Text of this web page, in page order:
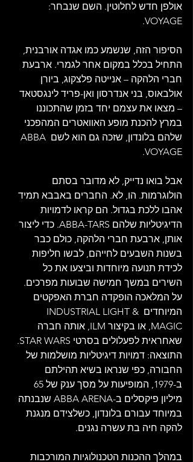
אולפן חדש לחלוטין. השם שנבחר:
VOYAGE.
הסיפור הזה, שנשמע כמו אגדה אורבנית,
התחיל בכלל במקום אחר לגמרי. ארבעת
חברי הלהקה – אנייטה פלצקוג, ביורן
אולבאוס, בני אנדרסון ואן-פריד לינגסטאד
– מצאו את עצמם יחד בזמן שהתכוננו
במרץ להכנת מופע האוואטרים המהפכני
שלהם בלונדון, שזכה גם הוא לשם ABBA
VOYAGE.
אבל בואו נדייק, לא מדובר בסתם
הולוגרמות. הו, לא. החברים באבבא תמיד
אהבו ללכת בגדול. הם קראו לדמויות
הדיגיטליות שלהם ABBA-TARS. כדי ליצור
אותן, ארבעת חברי הלהקה, כולם כבר
בשנות השבעים לחייהם, לבשו חליפות
לכידת תנועה מיוחדות וביצעו את כל
השירים במשך חמישה שבועות מפרכים.
על המלאכה הופקדה חברת האפקטים
המיוחדים INDUSTRIAL LIGHT &
MAGIC, או בקיצור ILM, אותה חברה
שאחראית לפעלולים בסרטי STAR WARS.
התוצאה: דמויות דיגיטליות מושלמות של
החבורה, כפי שנראו בשיא תהילתם
מיליון פיקסלים ב-ABBA ARENA שנבנתה
במיוחד עבורם בלונדון, כשלצידם מנגנת
להקה חיה בת עשרה נגנים.
במהלך ההכנות הטכנולוגיות המורכבות